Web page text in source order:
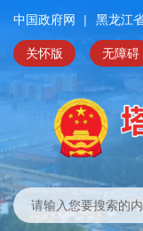
中国政府网 | 黑龙江
关怀版 无障碍